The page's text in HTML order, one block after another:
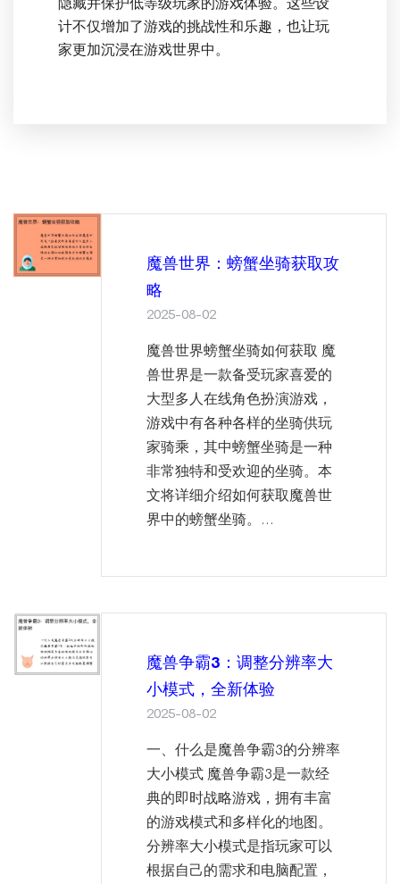
计不仅增加了游戏的挑战性和乐趣，也让玩
家更加沉浸在游戏世界中。
魔兽世界：螃蟹坐骑获取攻
略
2025-08-02
魔兽世界螃蟹坐骑如何获取 魔
兽世界是一款备受玩家喜爱的
大型多人在线角色扮演游戏，
游戏中有各种各样的坐骑供玩
家骑乘，其中螃蟹坐骑是一种
非常独特和受欢迎的坐骑。本
文将详细介绍如何获取魔兽世
界中的螃蟹坐骑。...
魔兽争霸3：调整分辨率大
小模式，全新体验
2025-08-02
一、什么是魔兽争霸3的分辨率
大小模式 魔兽争霸3是一款经
典的即时战略游戏，拥有丰富
的游戏模式和多样化的地图。
分辨率大小模式是指玩家可以
根据自己的需求和电脑配置，